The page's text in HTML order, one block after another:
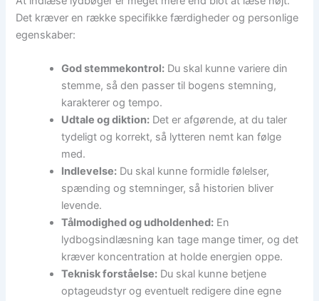
Det kræver en række specifikke færdigheder og personlige
egenskaber:
God stemmekontrol: Du skal kunne variere din
stemme, så den passer til bogens stemning,
karakterer og tempo.
Udtale og diktion: Det er afgørende, at du taler
tydeligt og korrekt, så lytteren nemt kan følge
med.
Indlevelse: Du skal kunne formidle følelser,
spænding og stemninger, så historien bliver
levende.
Tålmodighed og udholdenhed: En
lydbogsindlæsning kan tage mange timer, og det
kræver koncentration at holde energien oppe.
Teknisk forståelse: Du skal kunne betjene
optageudstyr og eventuelt redigere dine egne